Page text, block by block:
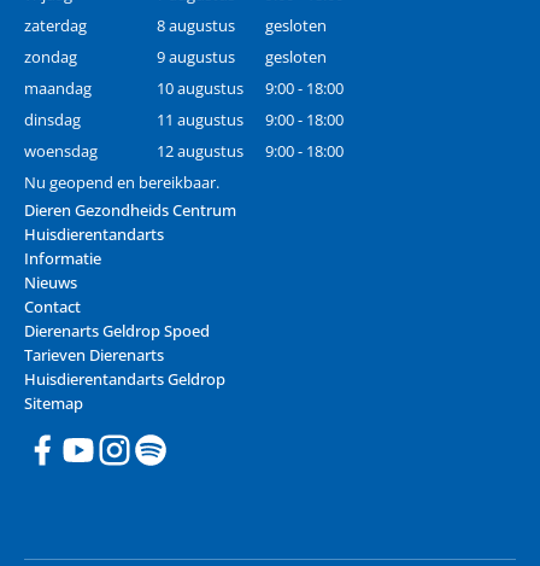
zaterdag
8 augustus
gesloten
zondag
9 augustus
gesloten
maandag
10 augustus
9:00 - 18:00
dinsdag
11 augustus
9:00 - 18:00
woensdag
12 augustus
9:00 - 18:00
Nu geopend en bereikbaar.
Dieren Gezondheids Centrum
Huisdierentandarts
Informatie
Nieuws
Contact
Dierenarts Geldrop Spoed
Tarieven Dierenarts
Huisdierentandarts Geldrop
Sitemap